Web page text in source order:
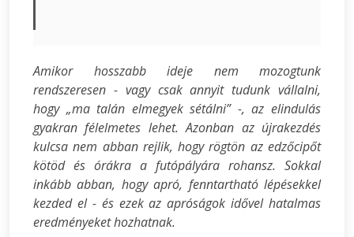
Amikor hosszabb ideje nem mozogtunk
rendszeresen - vagy csak annyit tudunk vállalni,
hogy „ma talán elmegyek sétálni” -, az elindulás
gyakran félelmetes lehet. Azonban az újrakezdés
kulcsa nem abban rejlik, hogy rögtön az edzőcipőt
kötöd és órákra a futópályára rohansz. Sokkal
inkább abban, hogy apró, fenntartható lépésekkel
kezded el - és ezek az apróságok idővel hatalmas
eredményeket hozhatnak.